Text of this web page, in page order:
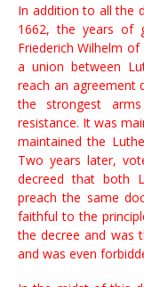
In addition to all the
1662, the years of
Friederich Wilhelm
a union between
reach an agreement
the strongest
resistance. It was
maintained the
Two years later,
decreed that both
preach the same
faithful to the
the decree and was
and was even